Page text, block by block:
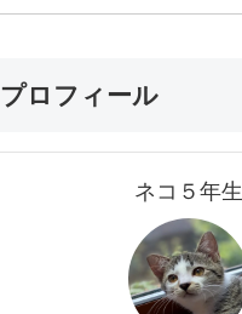
プロフィール
ネコ５年生